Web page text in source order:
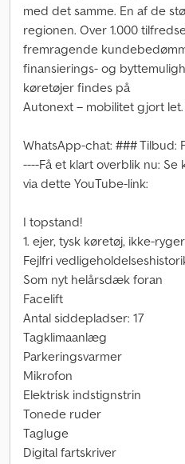
med det samme. En af de
regionen. Over 1.000
fremragende
finansierings- og
køretøjer findes på
Autonext – mobilitet gjort let.
WhatsApp-chat: ### Tilbud:
----Få et klart overblik nu:
via dette YouTube-link:
I topstand!
1. ejer, tysk køretøj, ikke-
Fejlfri
Som nyt helårsdæk foran
Facelift
Antal siddepladser: 17
Tagklimaanlæg
Parkeringsvarmer
Mikrofon
Elektrisk indstignstrin
Tonede ruder
Tagluge
Digital fartskriver